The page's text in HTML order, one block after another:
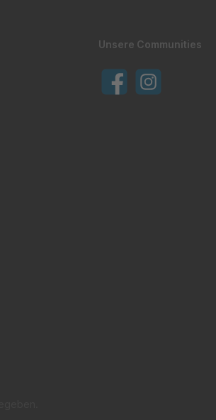
Unsere Communities
Facebook Instagram